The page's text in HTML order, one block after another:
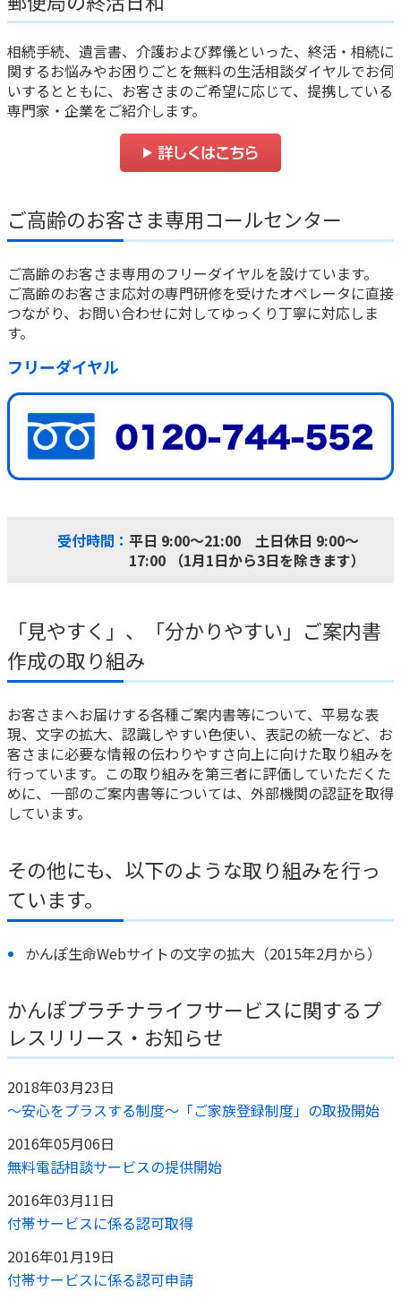
相続手続、遺言書、介護および葬儀といった、終活・相続に
関するお悩みやお困りごとを無料の生活相談ダイヤルでお伺
いするとともに、お客さまのご希望に応じて、提携している
専門家・企業をご紹介します。
ご高齢のお客さま専用コールセンター
ご高齢のお客さま専用のフリーダイヤルを設けています。
ご高齢のお客さま応対の専門研修を受けたオペレータに直接
つながり、お問い合わせに対してゆっくり丁寧に対応しま
す。
フリーダイヤル
受付時間： 平日 9:00～21:00 土日休日 9:00～
17:00 （1月1日から3日を除きます）
「見やすく」、「分かりやすい」ご案内書
作成の取り組み
お客さまへお届けする各種ご案内書等について、平易な表
現、文字の拡大、認識しやすい色使い、表記の統一など、お
客さまに必要な情報の伝わりやすさ向上に向けた取り組みを
行っています。この取り組みを第三者に評価していただくた
めに、一部のご案内書等については、外部機関の認証を取得
しています。
その他にも、以下のような取り組みを行っ
ています。
かんぽ生命Webサイトの文字の拡大（2015年2月から）
かんぽプラチナライフサービスに関するプ
レスリリース・お知らせ
2018年03月23日
～安心をプラスする制度～「ご家族登録制度」の取扱開始
2016年05月06日
無料電話相談サービスの提供開始
2016年03月11日
付帯サービスに係る認可取得
2016年01月19日
付帯サービスに係る認可申請